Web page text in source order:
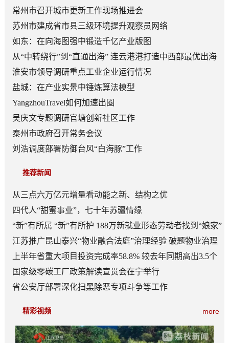
常州市召开城市更新工作现场推进会
苏州市建成省市县三级环境提升观察员网络
如东：在向海图强中锻造千亿产业版图
从“中转绕行”到“直通出海” 连云港港打造中西部最优出海
口
淮安市领导调研重点工业企业运行情况
盐城：在产业实景中锤炼算法模型
YangzhouTravel如何加速出圈
吴庆文专题调研官塘创新社区工作
泰州市政府召开常务会议
刘浩调度部署防御台风“白海豚”工作
推荐新闻
从三点六万亿元增量看动能之新、结构之优
四代人“甜蜜事业”，七十年苏疆情缘
“新”有所属 “新”有所护 188万新就业形态劳动者找到“娘家”
江苏推广昆山泰兴“物业融合法庭”治理经验 破题物业治理
“老大难”
上半年省重大项目投资完成率58.8% 较去年同期高出3.5个
百分点
国家级零碳工厂政策解读宣贯会在宁举行
省公安厅部署深化扫黑除恶专项斗争等工作
more
精彩视频